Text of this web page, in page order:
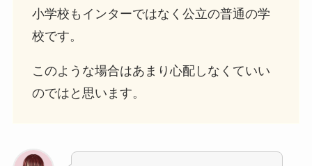
小学校もインターではなく公立の普通の学
校です。
このような場合はあまり心配しなくていい
のではと思います。